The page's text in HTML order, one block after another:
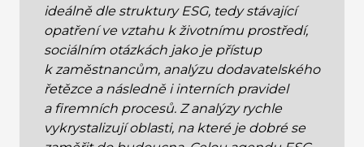
ideálně dle struktury ESG, tedy stávající
opatření ve vztahu k životnímu prostředí,
sociálním otázkách jako je přístup
k zaměstnancům, analýzu dodavatelského
řetězce a následně i interních pravidel
a firemních procesů. Z analýzy rychle
vykrystalizují oblasti, na které je dobré se